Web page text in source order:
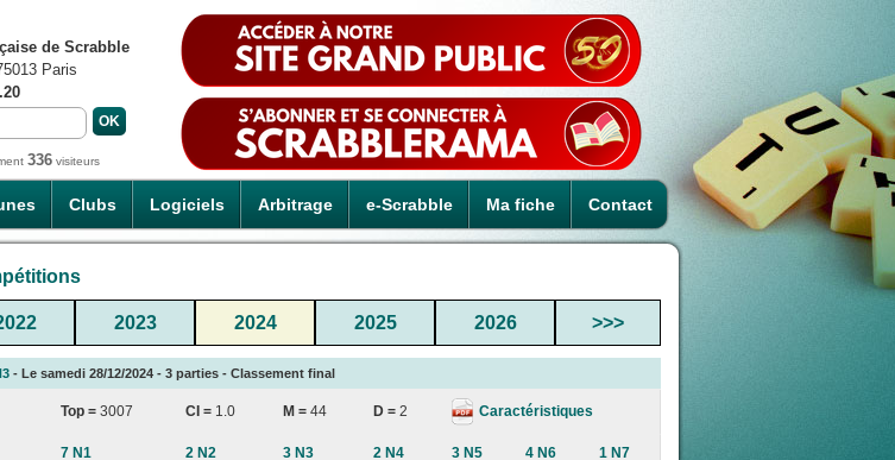
Clubs Logiciels Arbitrage e-Scrabble Ma fiche Contact
de Scrabble
Paris
336 visiteurs
2023 2024 2025 2026 >>>
- Le samedi 28/12/2024 - 3 parties - Classement final
Top = 3007 CI = 1.0 M = 44 D = 2 Caractéristiques
7 N1 2 N2 3 N3 2 N4 3 N5 4 N6 1 N7